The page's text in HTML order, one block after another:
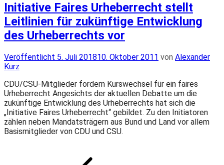
Initiative Faires Urheberrecht stellt
Leitlinien für zukünftige Entwicklung
des Urheberrechts vor
Veröffentlicht
am
Veröffentlicht 5. Juli 201810. Oktober 2011 von Alexander
Kurz
CDU/CSU-Mitglieder fordern Kurswechsel für ein faires
Urheberrecht Angesichts der aktuellen Debatte um die
zukünftige Entwicklung des Urheberrechts hat sich die
„Initiative Faires Urheberrecht“ gebildet. Zu den Initiatoren
zählen neben Mandatsträgern aus Bund und Land vor allem
Basismitglieder von CDU und CSU.